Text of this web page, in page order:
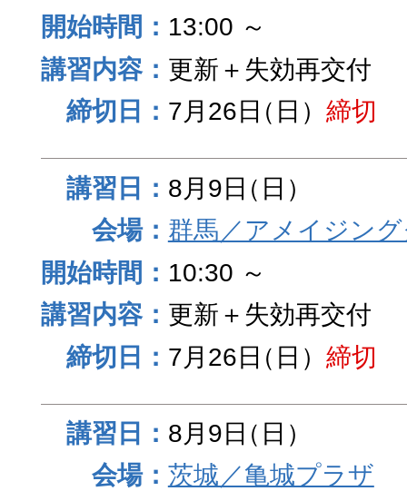
13:00 ～
更新＋失効再交付
7月26日（日） 締切
8月9日（日）
群馬／アメイジン
10:30 ～
更新＋失効再交付
7月26日（日） 締切
8月9日（日）
茨城／亀城プラザ